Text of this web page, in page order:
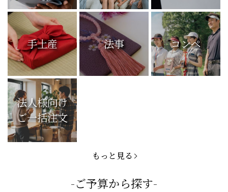
手土産 法事 コンペ
法人様向け
ご一括注文
もっと見る
-ご予算から探す-